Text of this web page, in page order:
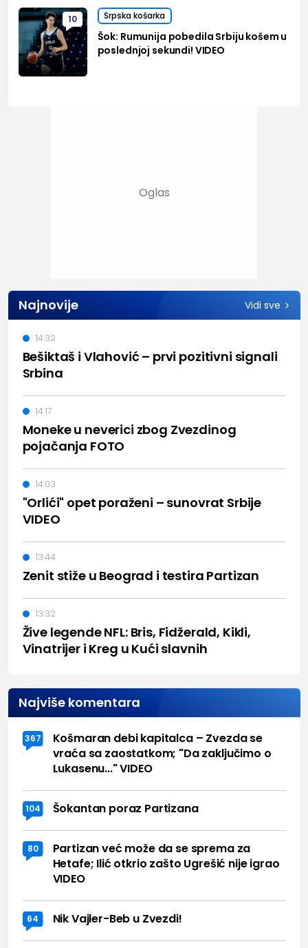
10 Srpska košarka
Šok: Rumunija pobedila Srbiju košem u
poslednjoj sekundi! VIDEO
Najnovije Vidi sve
Bešiktaš i Vlahović – prvi pozitivni signali
Srbina
14:32
Moneke u neverici zbog Zvezdinog
pojačanja FOTO
14:17
"Orlići" opet poraženi – sunovrat Srbije
VIDEO
14:03
Zenit stiže u Beograd i testira Partizan
13:44
Žive legende NFL: Bris, Fidžerald, Kikli,
Vinatrijer i Kreg u Kući slavnih
13:32
Najviše komentara
367
Košmaran debi kapitalca – Zvezda se
vraća sa zaostatkom; "Da zaključimo o
Lukasenu..." VIDEO
104 Šokantan poraz Partizana
80
Partizan već može da se sprema za
Hetafe; Ilić otkrio zašto Ugrešić nije igrao
VIDEO
64 Nik Vajler-Beb u Zvezdi!